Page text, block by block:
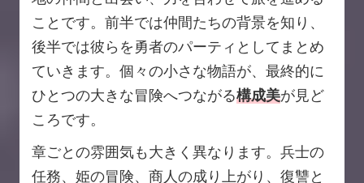
ことです。前半では仲間たちの背景を知り、
後半では彼らを勇者のパーティとしてまとめ
ていきます。個々の小さな物語が、最終的に
ひとつの大きな冒険へつながる構成美が見ど
ころです。
章ごとの雰囲気も大きく異なります。兵士の
任務、姫の冒険、商人の成り上がり、復讐と